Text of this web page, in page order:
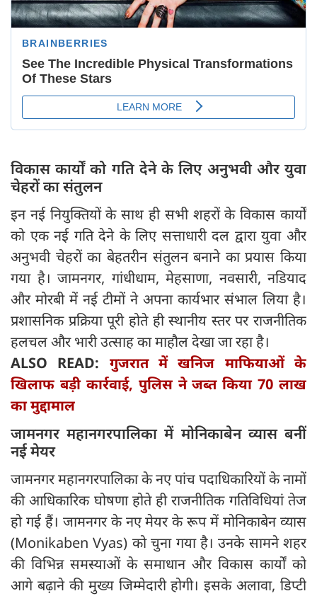
विकास कार्यों को गति देने के लिए अनुभवी और युवा
चेहरों का संतुलन
इन नई नियुक्तियों के साथ ही सभी शहरों के विकास कार्यों
को एक नई गति देने के लिए सत्ताधारी दल द्वारा युवा और
अनुभवी चेहरों का बेहतरीन संतुलन बनाने का प्रयास किया
गया है। जामनगर, गांधीधाम, मेहसाणा, नवसारी, नडियाद
और मोरबी में नई टीमों ने अपना कार्यभार संभाल लिया है।
प्रशासनिक प्रक्रिया पूरी होते ही स्थानीय स्तर पर राजनीतिक
हलचल और भारी उत्साह का माहौल देखा जा रहा है।
ALSO READ: गुजरात में खनिज माफियाओं के
खिलाफ बड़ी कार्रवाई, पुलिस ने जब्त किया 70 लाख
का मुद्दामाल
जामनगर महानगरपालिका में मोनिकाबेन व्यास बनीं
नई मेयर
जामनगर महानगरपालिका के नए पांच पदाधिकारियों के नामों
की आधिकारिक घोषणा होते ही राजनीतिक गतिविधियां तेज
हो गई हैं। जामनगर के नए मेयर के रूप में मोनिकाबेन व्यास
(Monikaben Vyas) को चुना गया है। उनके सामने शहर
की विभिन्न समस्याओं के समाधान और विकास कार्यों को
आगे बढ़ाने की मुख्य जिम्मेदारी होगी। इसके अलावा, डिप्टी